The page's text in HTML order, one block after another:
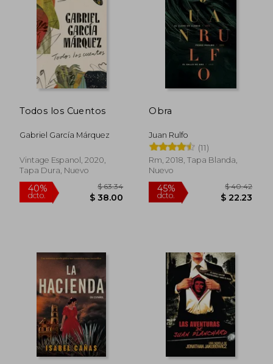
40%
dcto. $ 32.00
45%
dcto. $
Todos los Cuentos
Gabriel García Márquez
Vintage Espanol, 2020,
Tapa Dura, Nuevo
Obra
Juan Rulfo
(11)
Rm, 2018, Tapa Blanda,
Nuevo